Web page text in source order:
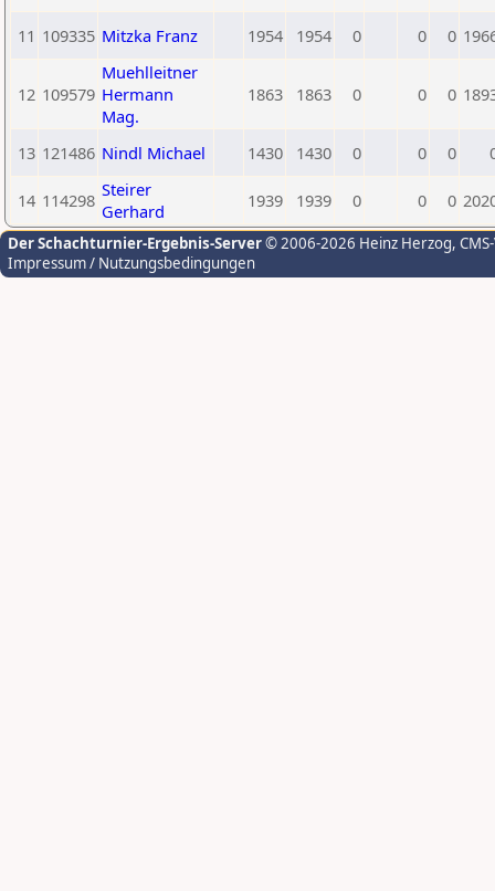
11 109335 Mitzka Franz 1954 1954 0 0 0
12 109579
Muehlleitner
Hermann
Mag.
1863 1863 0 0 0
13 121486 Nindl Michael 1430 1430 0 0 0
14 114298 Steirer
Gerhard
1939 1939 0 0 0
Der Schachturnier-Ergebnis-Server© 2006-2026 Heinz Herzog,
Impressum / Nutzungsbedingungen